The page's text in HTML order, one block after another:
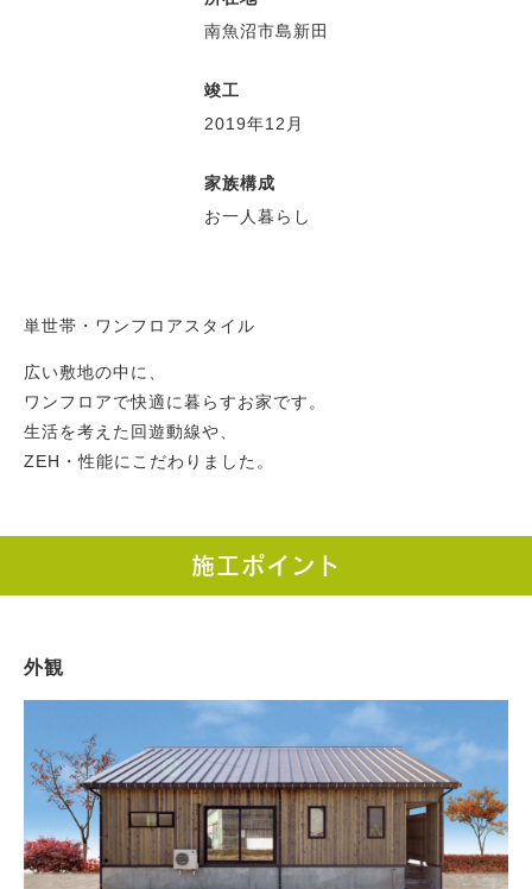
南魚沼市島新田
竣工
2019年12月
家族構成
お一人暮らし
単世帯・ワンフロアスタイル
広い敷地の中に、
ワンフロアで快適に暮らすお家です。
生活を考えた回遊動線や、
ZEH・性能にこだわりました。
施工ポイント
外観